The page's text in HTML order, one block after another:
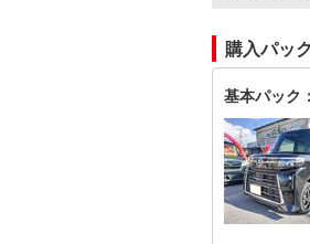
購入パック
基本パック